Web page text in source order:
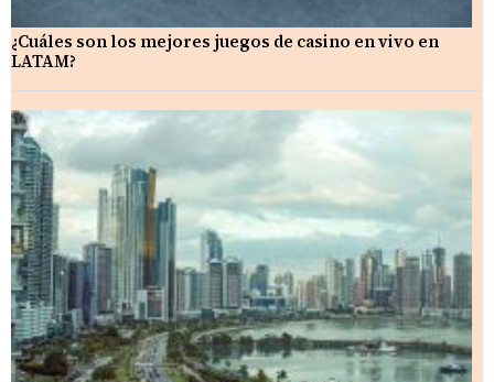
¿Cuáles son los mejores juegos de casino en vivo en
LATAM?